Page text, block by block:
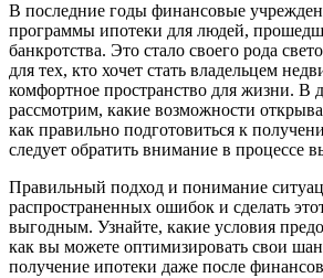
В последние годы финансовые
программы ипотеки для людей,
банкротства. Это стало своего рода
для тех, кто хочет стать владельцем
комфортное пространство для жизни. В
рассмотрим, какие возможности
как правильно подготовиться к
следует обратить внимание в процессе
Правильный подход и понимание
распространенных ошибок и сделать
выгодным. Узнайте, какие условия
как вы можете оптимизировать свои
получение ипотеки даже после